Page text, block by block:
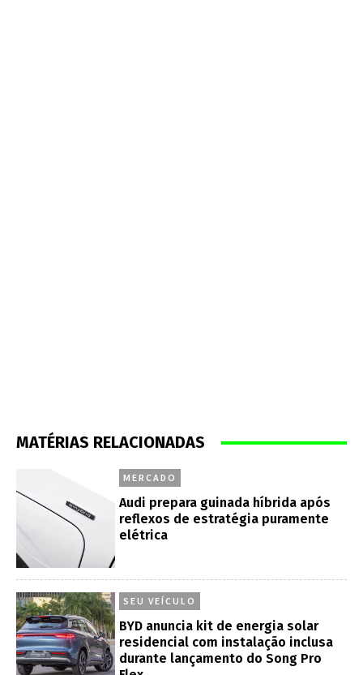
MATÉRIAS RELACIONADAS
MERCADO
Audi prepara guinada híbrida após
reflexos de estratégia puramente
elétrica
SEU VEÍCULO
BYD anuncia kit de energia solar
residencial com instalação inclusa
durante lançamento do Song Pro